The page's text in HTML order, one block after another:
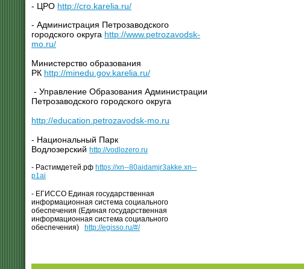
- ЦРО http://cro.karelia.ru/
- Администрация Петрозаводского
городского округа http://www.petrozavodsk-
mo.ru/
Министерство образования
РК http://minedu.gov.karelia.ru/
- Управление Образования Администрации
Петрозаводского городского округа
http://education.petrozavodsk-mo.ru
- Национальный Парк
Водлозерский http://vodlozero.ru
- Растимдетей.рф https://xn--80aidamjr3akke.xn--
p1ai
- ЕГИССО Единая государственная
информационная система социального
обеспечения (Единая государственная
информационная система социального
обеспечения) http://egisso.ru/#/